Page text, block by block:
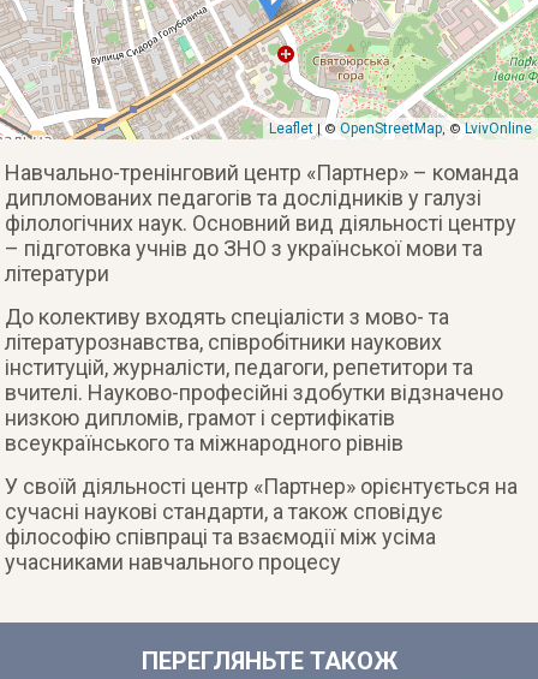
Leaflet| ©OpenStreetMap, ©LvivOnline
Навчально-тренінговий центр «Партнер» – команда
дипломованих педагогів та дослідників у галузі
філологічних наук. Основний вид діяльності центру
– підготовка учнів до ЗНО з української мови та
літератури
До колективу входять спеціалісти з мово- та
літературознавства, співробітники наукових
інституцій, журналісти, педагоги, репетитори та
вчителі. Науково-професійні здобутки відзначено
низкою дипломів, грамот і сертифікатів
всеукраїнського та міжнародного рівнів
У своїй діяльності центр «Партнер» орієнтується на
сучасні наукові стандарти, а також сповідує
філософію співпраці та взаємодії між усіма
учасниками навчального процесу
ПЕРЕГЛЯНЬТЕ ТАКОЖ